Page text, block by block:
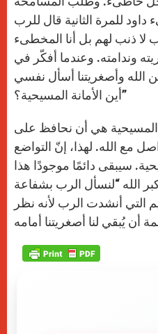
للمرة الثانية قال للرب
لا ذنب لهم بل أنا المخطىء
وندامته. وعندما أفكّر في
الله وأصغريتنا أسأل نفسي
أين الأمانة المسيحية؟”
المسيحية هي أن نحافظ على
مع الله. لهذا، إنّ التواضع
سيبقى دائمًا موجودًا هذا
الله “لنسأل الرب بشفاعة
التي أنشدت الرب لأنه نظر